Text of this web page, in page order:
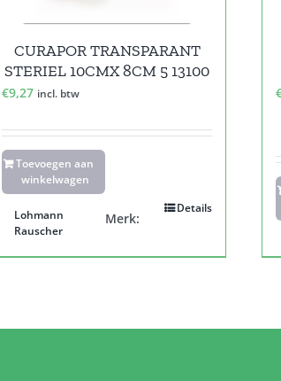
CURAPOR TRANSPARANT
STERIEL 10CMX 8CM 5 13100
€9,27 incl. btw
Toevoegen aan
winkelwagen
Details
Merk:
Lohmann
Rauscher